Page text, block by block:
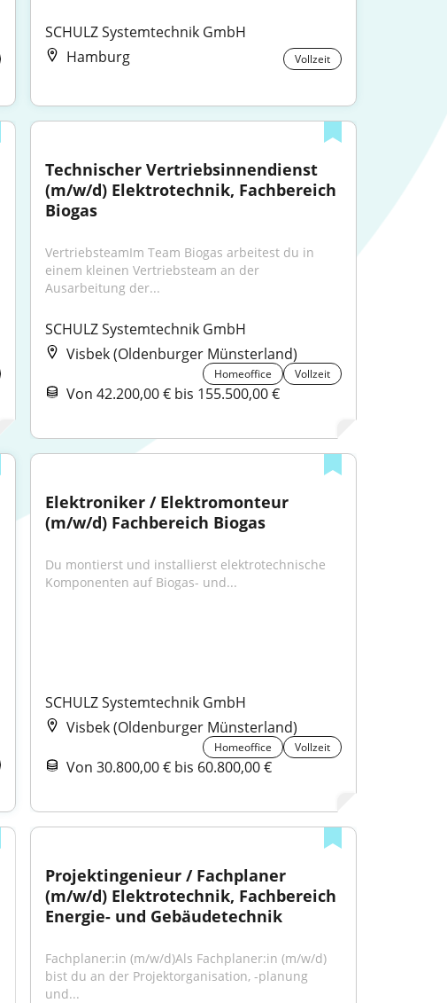
SCHULZ Systemtechnik GmbH
Hamburg
Vollzeit
Technischer Vertriebsinnendienst
(m/w/d) Elektrotechnik, Fachbereich
Biogas
VertriebsteamIm Team Biogas arbeitest du in
einem kleinen Vertriebsteam an der
Ausarbeitung der...
SCHULZ Systemtechnik GmbH
Visbek (Oldenburger Münsterland)
Homeoffice Vollzeit
Von 42.200,00 € bis 155.500,00 €
Elektroniker / Elektromonteur
(m/w/d) Fachbereich Biogas
Du montierst und installierst elektrotechnische
Komponenten auf Biogas- und...
SCHULZ Systemtechnik GmbH
Visbek (Oldenburger Münsterland)
Homeoffice Vollzeit
Von 30.800,00 € bis 60.800,00 €
Projektingenieur / Fachplaner
(m/w/d) Elektrotechnik, Fachbereich
Energie- und Gebäudetechnik
Fachplaner:in (m/w/d)Als Fachplaner:in (m/w/d)
bist du an der Projektorganisation, -planung
und...